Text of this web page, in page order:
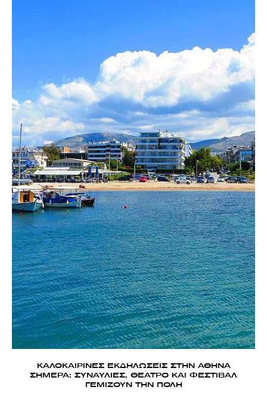
ΚΑΛΟΚΑΙΡΙΝΕΣ ΕΚΔΗΛΩΣΕΙΣ ΣΤΗΝ ΑΘΗΝΑ
ΣΗΜΕΡΑ: ΣΥΝΑΥΛΙΕΣ, ΘΕΑΤΡΟ ΚΑΙ ΦΕΣΤΙΒΑΛ
ΓΕΜΙΖΟΥΝ ΤΗΝ ΠΟΛΗ